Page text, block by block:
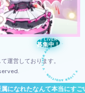
V LIVER AUDITION · V LIVER
V LIVER
募集中！
ねぇ〜👏🌸 これ
運営しております。